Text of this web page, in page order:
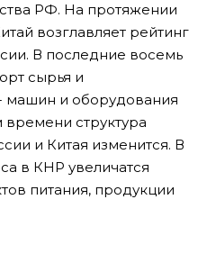
РФ. На протяжении
возглавляет рейтинг
В последние восемь
сырья и
машин и оборудования
структура
и Китая изменится. В
в КНР увеличатся
питания, продукции